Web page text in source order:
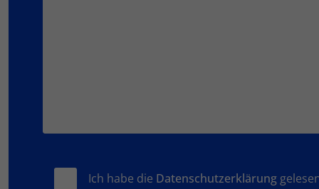
Ich habe die Datenschutzerklärung